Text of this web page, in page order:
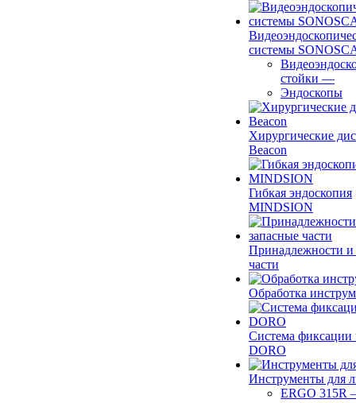
системы
стойки —
Эндоскопы
Хирургические
Beacon
Гибкая эндоскопия
MINDSION
Принадлежности и
части
Обработка
Система фиксации
DORO
Инструменты для
ERGO 315R